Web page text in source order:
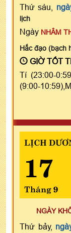
Thứ sáu,
lịch
Ngày NHÂM
Hắc đạo (bạch
GIỜ TỐT
Tí (23:00-
(9:00-
LỊCH
17
Tháng 9
NGÀY
Thứ bảy,